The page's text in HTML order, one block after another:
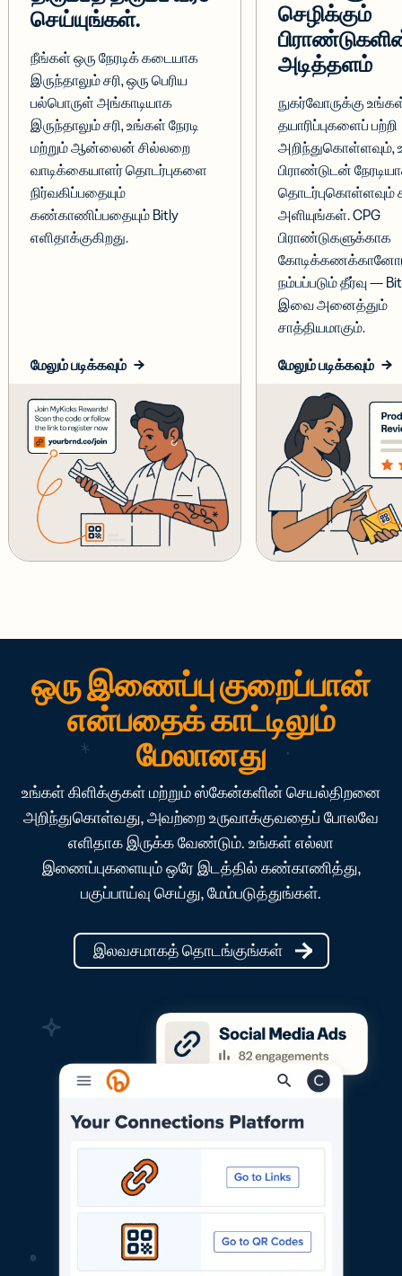
செய்யுங்கள்.
நீங்கள் ஒரு நேரடிக் கடையாக
இருந்தாலும் சரி, ஒரு பெரிய
பல்பொருள் அங்காடியாக
இருந்தாலும் சரி, உங்கள் நேரடி
மற்றும் ஆன்லைன் சில்லறை
வாடிக்கையாளர் தொடர்புகளை
நிர்வகிப்பதையும்
கண்காணிப்பதையும் Bitly
எளிதாக்குகிறது.
மேலும் படிக்கவும்
செழிக்கும்
அடித்தளம்
நுகர்வோருக்கு
தயாரிப்புகளைப் பற்றி
அறிந்துகொள்ளவும்,
பிராண்டுடன்
தொடர்புகொள்ளவும்
அளியுங்கள். CPG
பிராண்டுகளுக்காக
நம்பப்படும் தீர்வு —
இவை அனைத்தும்
சாத்தியமாகும்.
மேலும் படிக்கவும்
ஒரு இணைப்பு குறைப்பான்
என்பதைக் காட்டிலும்
மேலானது
உங்கள் கிளிக்குகள் மற்றும் ஸ்கேன்களின் செயல்திறனை
அறிந்துகொள்வது, அவற்றை உருவாக்குவதைப் போலவே
எளிதாக இருக்க வேண்டும். உங்கள் எல்லா
இணைப்புகளையும் ஒரே இடத்தில் கண்காணித்து,
பகுப்பாய்வு செய்து, மேம்படுத்துங்கள்.
இலவசமாகத் தொடங்குங்கள்